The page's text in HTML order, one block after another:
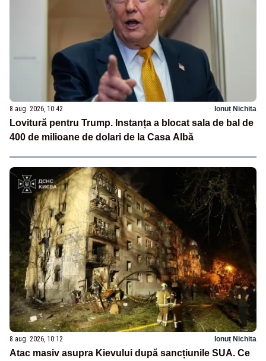
8 aug. 2026, 10:42 Ionuț Nichita
Lovitură pentru Trump. Instanța a blocat sala de bal de
400 de milioane de dolari de la Casa Albă
8 aug. 2026, 10:12 Ionuț Nichita
Atac masiv asupra Kievului după sancțiunile SUA. Ce